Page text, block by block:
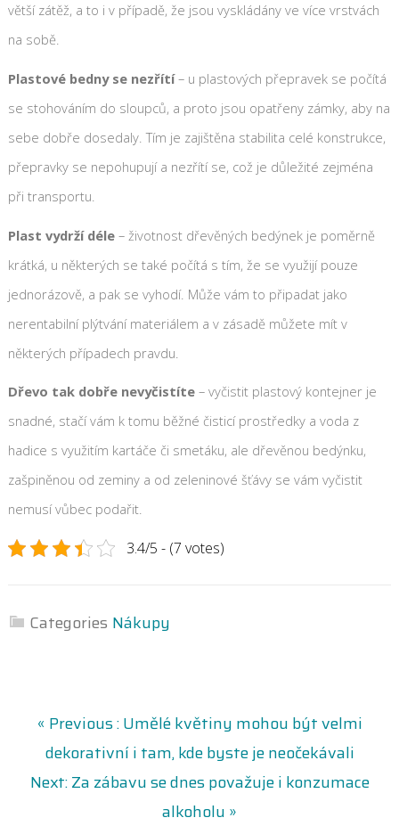
větší zátěž, a to i v případě, že jsou vyskládány ve více vrstvách
na sobě.
Plastové bedny se nezřítí– u plastových přepravek se počítá
se stohováním do sloupců, a proto jsou opatřeny zámky, aby na
sebe dobře dosedaly. Tím je zajištěna stabilita celé konstrukce,
přepravky se nepohupují a nezřítí se, což je důležité zejména
při transportu.
Plast vydrží déle – životnost dřevěných bedýnek je poměrně
krátká, u některých se také počítá s tím, že se využijí pouze
jednorázově, a pak se vyhodí. Může vám to připadat jako
nerentabilní plýtvání materiálem a v zásadě můžete mít v
některých případech pravdu.
Dřevo tak dobře nevyčistíte – vyčistit plastový kontejner je
snadné, stačí vám k tomu běžné čisticí prostředky a voda z
hadice s využitím kartáče či smetáku, ale dřevěnou bedýnku,
zašpiněnou od zeminy a od zeleninové šťávy se vám vyčistit
nemusí vůbec podařit.
3.4/5 - (7 votes)
Categories Nákupy
« Previous :P
e
v
Umělé květiny mohou být velmi
dekorativní i tam, kde byste je neočekávali
Next:N
Za zábavu se dnes považuje i konzumace
alkoholu »